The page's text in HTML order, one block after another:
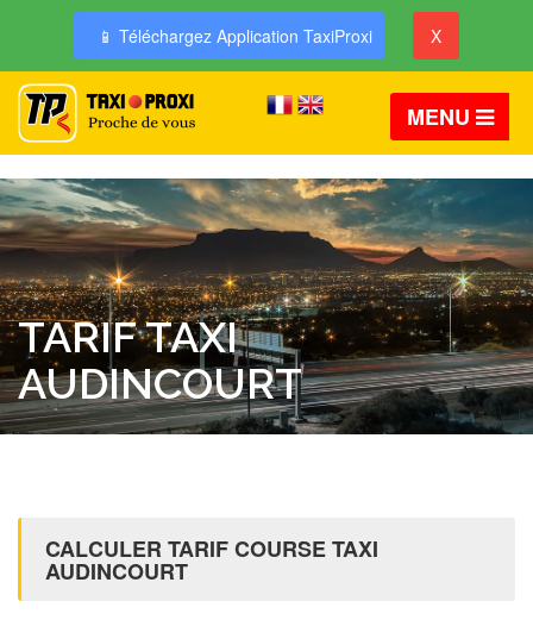
📱 Téléchargez Application TaxiProxi X
MENU
TARIF TAXI
AUDINCOURT
CALCULER TARIF COURSE TAXI
AUDINCOURT